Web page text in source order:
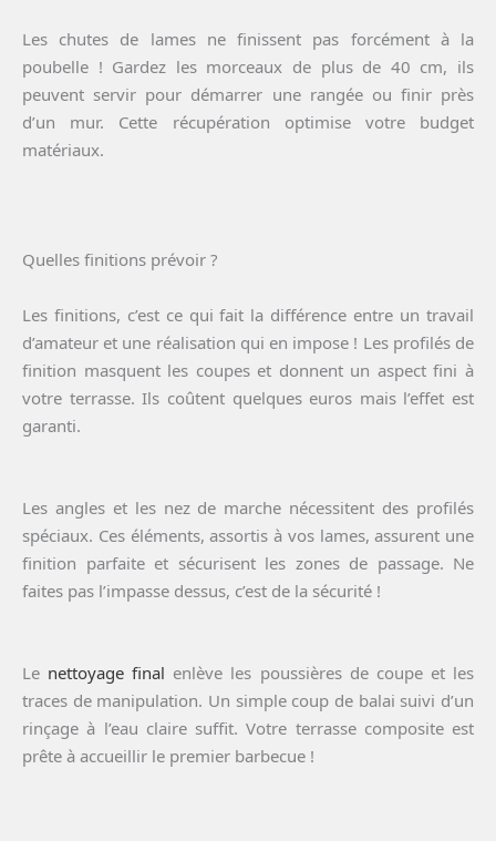
Les chutes de lames ne finissent pas forcément à la
poubelle ! Gardez les morceaux de plus de 40 cm, ils
peuvent servir pour démarrer une rangée ou finir près
d’un mur. Cette récupération optimise votre budget
matériaux.
Quelles finitions prévoir ?
Les finitions, c’est ce qui fait la différence entre un travail
d’amateur et une réalisation qui en impose ! Les profilés de
finition masquent les coupes et donnent un aspect fini à
votre terrasse. Ils coûtent quelques euros mais l’effet est
garanti.
Les angles et les nez de marche nécessitent des profilés
spéciaux. Ces éléments, assortis à vos lames, assurent une
finition parfaite et sécurisent les zones de passage. Ne
faites pas l’impasse dessus, c’est de la sécurité !
Le nettoyage final enlève les poussières de coupe et les
traces de manipulation. Un simple coup de balai suivi d’un
rinçage à l’eau claire suffit. Votre terrasse composite est
prête à accueillir le premier barbecue !